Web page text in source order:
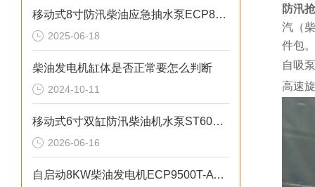
移动式8寸防汛柴油应急抽水泵ECP80ME
2025-06-18
柴油发电机缸体是否正常要怎么判断
2024-10-11
移动式6寸双缸防汛柴油机水泵ST60SD产品介绍
2026-06-16
自启动8KW柴油发电机ECP9500T-ATS参数介绍
防汛
汽（
件包。
自吸
高速